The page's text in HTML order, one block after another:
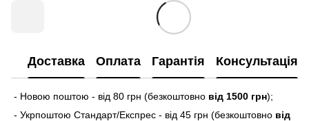
Доставка Оплата Гарантія Консультація
- Новою поштою - від 80 грн (безкоштовно від 1500 грн);
- Укрпоштою Стандарт/Експрес - від 45 грн (безкоштовно від